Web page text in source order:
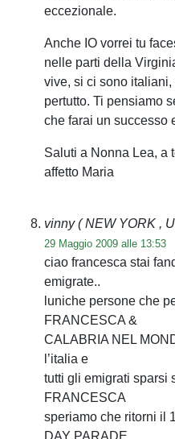
eccezionale.
Anche IO vorrei tu
nelle parti della
vive, si ci sono
pertutto. Ti pensiamo
che farai un successo
Saluti a Nonna Lea, a
affetto Maria
vinny( NEW YORK ,
29 Maggio 2009 alle 13:53
ciao francesca stai
emigrate..
luniche persone che
FRANCESCA &
CALABRIA NEL
l’italia e
tutti gli emigrati sparsi
FRANCESCA
speriamo che ritorni il